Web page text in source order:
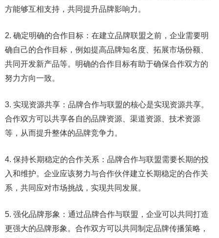
方能够互相支持，共同提升品牌影响力。
2. 确定明确的合作目标：在建立品牌联盟之前，企业需要明
确自己的合作目标，例如提高品牌知名度、拓展市场份额、
共同开发新产品等。明确的合作目标有助于确保合作双方的
努力方向一致。
3. 实现资源共享：品牌合作与联盟的核心是实现资源共享。
合作双方可以共享各自的品牌资源、渠道资源、技术资源
等，从而提升整体的品牌竞争力。
4. 保持长期稳定的合作关系：品牌合作与联盟需要长期的投
入和维护。企业应该努力与合作伙伴建立长期稳定的合作关
系，共同应对市场挑战，实现共同发展。
5. 强化品牌形象：通过品牌合作与联盟，企业可以共同打造
更强大的品牌形象。合作双方可以共同制定品牌传播策略，